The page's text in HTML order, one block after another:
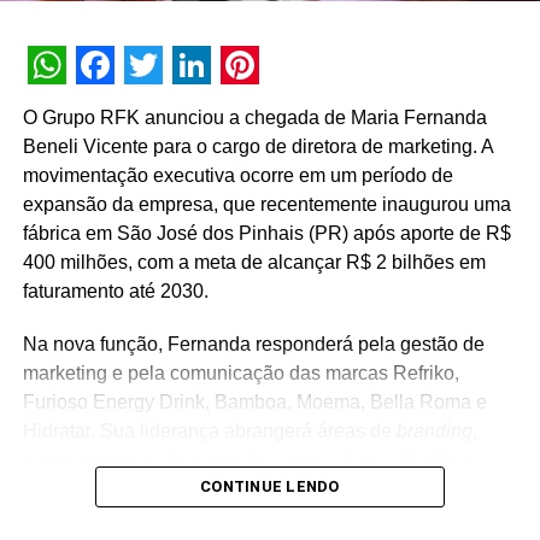
WhatsApp
Facebook
Twitter
LinkedIn
Pinterest
O Grupo RFK anunciou a chegada de Maria Fernanda
Beneli Vicente para o cargo de diretora de marketing. A
movimentação executiva ocorre em um período de
expansão da empresa, que recentemente inaugurou uma
fábrica em São José dos Pinhais (PR) após aporte de R$
400 milhões, com a meta de alcançar R$ 2 bilhões em
faturamento até 2030.
Na nova função, Fernanda responderá pela gestão de
marketing e pela comunicação das marcas Refriko,
Furioso Energy Drink, Bamboa, Moema, Bella Roma e
relacionamento com consumidores e novos projetos de
CONTINUE LENDO